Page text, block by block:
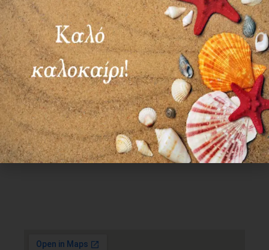
Χρήσιμα Links
Όροι Χρήσης
Πολιτική απορρήτου
Τρόποι πληρωμής
Τρόποι αποστολής